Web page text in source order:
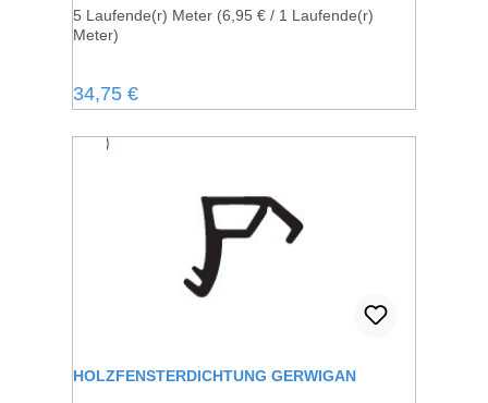
5 Laufende(r) Meter (6,95 € / 1 Laufende(r)
Meter)
Regulärer Preis:
34,75 €
HOLZFENSTERDICHTUNG GERWIGAN